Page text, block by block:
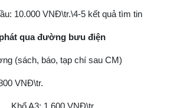
10.000 VNĐ\tr.\4-5 kết quả tìm tin
qua đường bưu điện
(sách, báo, tạp chí sau CM)
VNĐ\tr.
VNĐ\tr.